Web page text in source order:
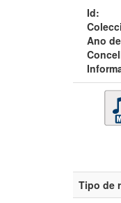
Id:
Ano
Tipo de